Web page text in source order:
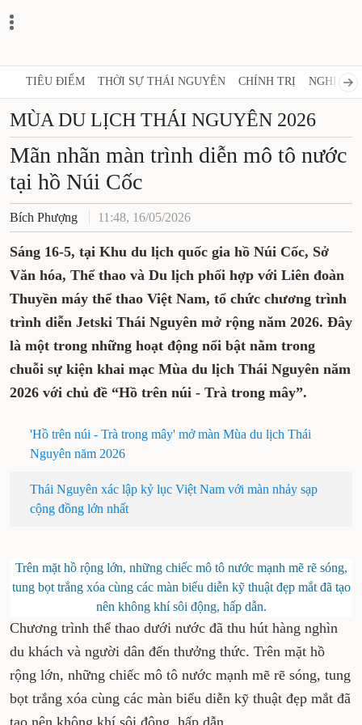
TIÊU ĐIỂM THỜI SỰ THÁI NGUYÊN CHÍNH TRỊ NGHỊ
MÙA DU LỊCH THÁI NGUYÊN 2026
Mãn nhãn màn trình diễn mô tô nước
tại hồ Núi Cốc
Bích Phượng 11:48, 16/05/2026
Sáng 16-5, tại Khu du lịch quốc gia hồ Núi Cốc, Sở
Văn hóa, Thể thao và Du lịch phối hợp với Liên đoàn
Thuyền máy thể thao Việt Nam, tổ chức chương trình
trình diễn Jetski Thái Nguyên mở rộng năm 2026. Đây
là một trong những hoạt động nổi bật nằm trong
chuỗi sự kiện khai mạc Mùa du lịch Thái Nguyên năm
2026 với chủ đề “Hồ trên núi - Trà trong mây”.
'Hồ trên núi - Trà trong mây' mở màn Mùa du lịch Thái
Nguyên năm 2026
Thái Nguyên xác lập kỷ lục Việt Nam với màn nhảy sạp
cộng đồng lớn nhất
Trên mặt hồ rộng lớn, những chiếc mô tô nước mạnh mẽ rẽ sóng,
tung bọt trắng xóa cùng các màn biểu diễn kỹ thuật đẹp mắt đã tạo
nên không khí sôi động, hấp dẫn.
Chương trình thể thao dưới nước đã thu hút hàng nghìn
du khách và người dân đến thưởng thức. Trên mặt hồ
rộng lớn, những chiếc mô tô nước mạnh mẽ rẽ sóng, tung
bọt trắng xóa cùng các màn biểu diễn kỹ thuật đẹp mắt đã
tạo nên không khí sôi động, hấp dẫn.